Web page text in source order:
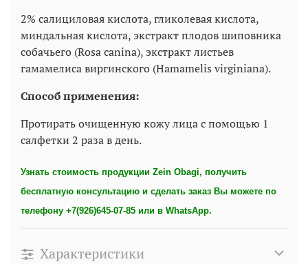
2% салициловая кислота, гликолевая кислота,
миндальная кислота, экстракт плодов шиповника
собачьего (Rosa canina), экстракт листьев
гамамелиса виргинского (Hamamelis virginiana).
Способ применения:
Протирать очищенную кожу лица с помощью 1
салфетки 2 раза в день.
Узнать стоимость продукции Zein Obagi, получить
бесплатную консультацию и сделать заказ Вы можете по
телефону +7(926)645-07-85 или в WhatsApp.
Характеристики